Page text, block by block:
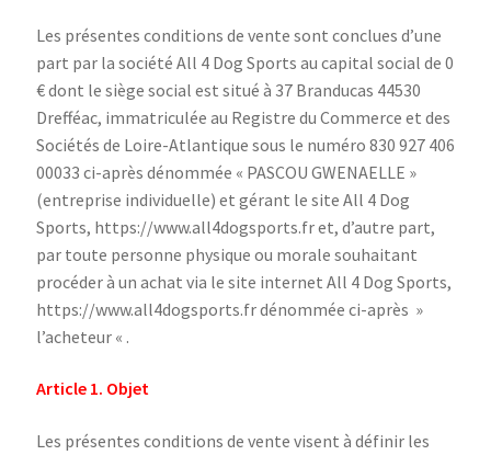
BLOG ET PARTENAIRES
Les présentes conditions de vente sont conclues d’une
part par la société All 4 Dog Sports au capital social de 0
€ dont le siège social est situé à 37 Branducas 44530
Drefféac, immatriculée au Registre du Commerce et des
Sociétés de Loire-Atlantique sous le numéro 830 927 406
00033 ci-après dénommée « PASCOU GWENAELLE »
(entreprise individuelle) et gérant le site All 4 Dog
Sports, https://www.all4dogsports.fr et, d’autre part,
par toute personne physique ou morale souhaitant
procéder à un achat via le site internet All 4 Dog Sports,
https://www.all4dogsports.fr dénommée ci-après »
l’acheteur « .
Article 1. Objet
Les présentes conditions de vente visent à définir les